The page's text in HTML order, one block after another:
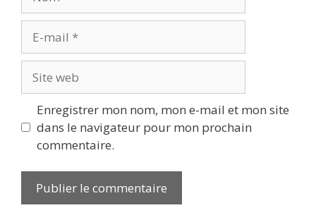
mail
web
Enregistrer mon nom, mon e-mail et mon site
dans le navigateur pour mon prochain
commentaire.